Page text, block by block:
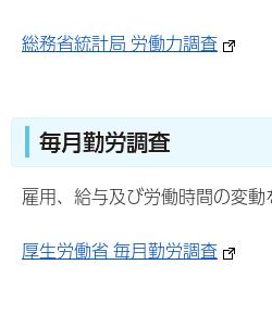
総務省統計局 労働力調査
毎月勤労調査
雇用、給与及び労働時間の変動
厚生労働省 毎月勤労調査